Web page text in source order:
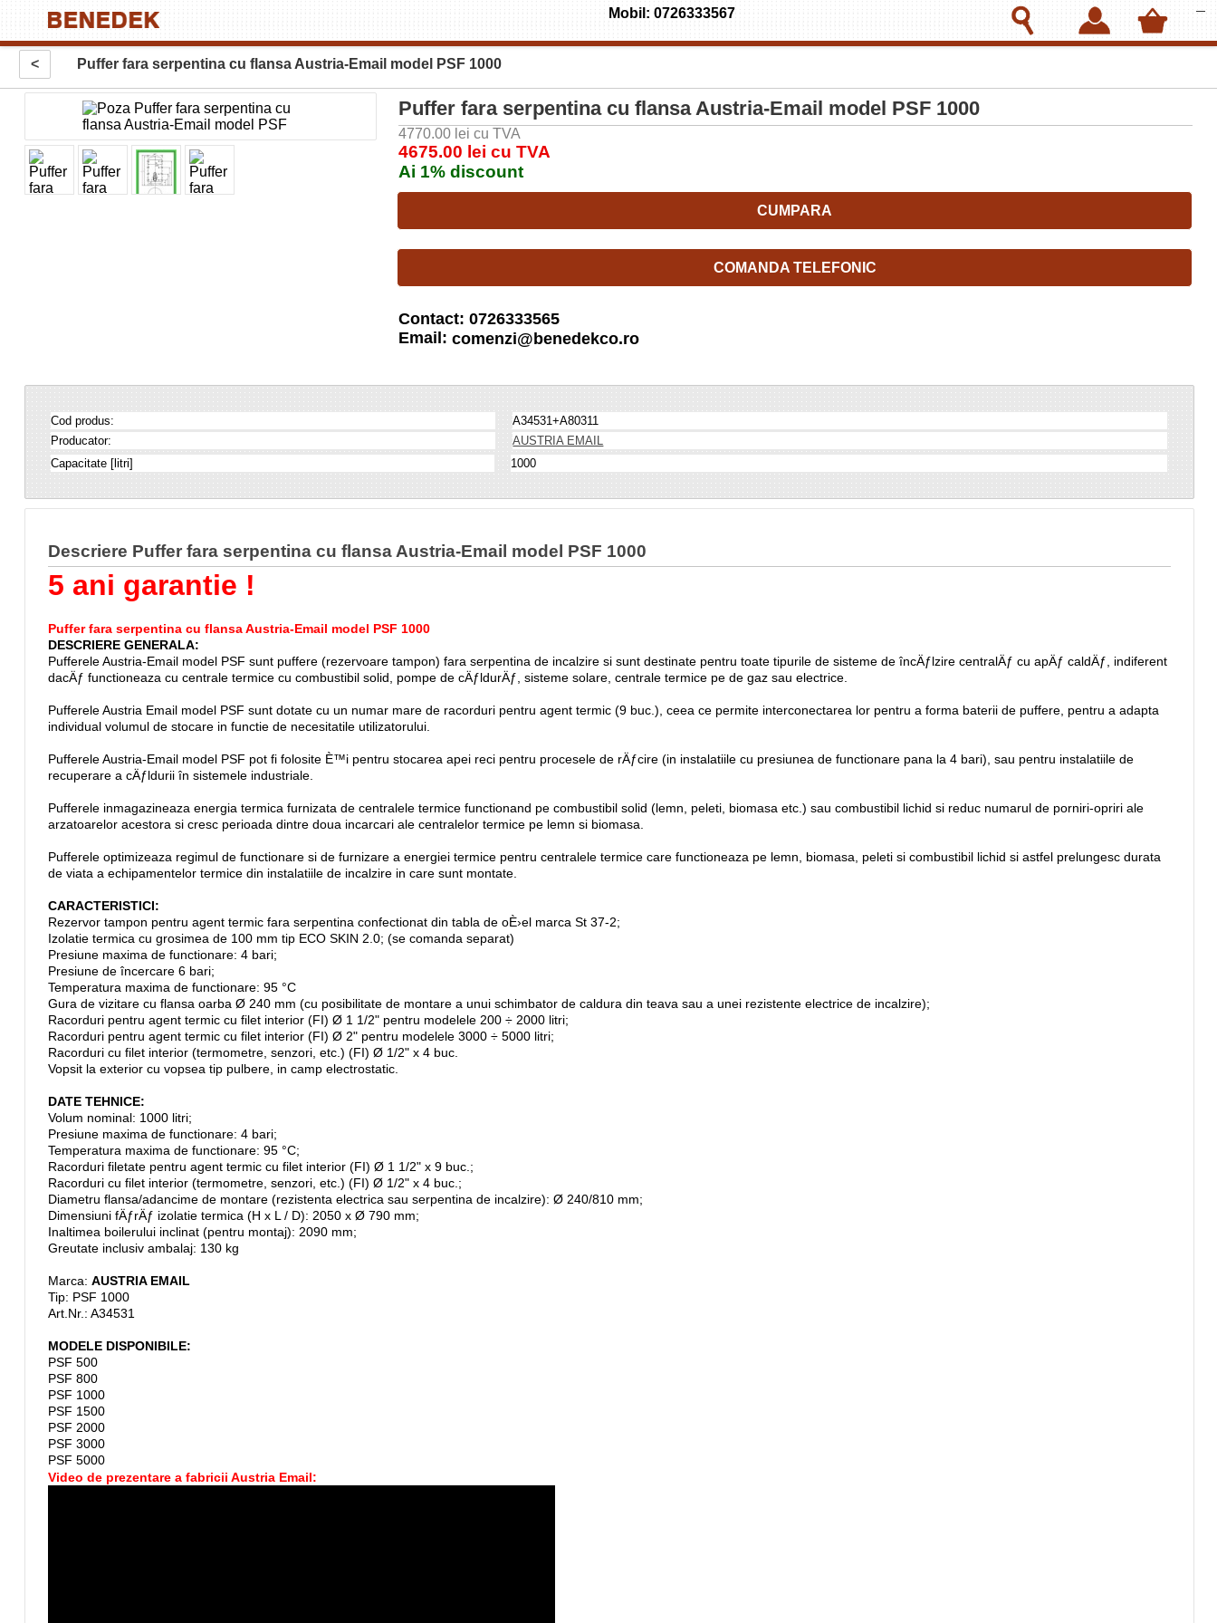
Mobil: 0726333567
< Puffer fara serpentina cu flansa Austria-Email model PSF 1000
Puffer fara serpentina cu flansa Austria-Email model PSF 1000
4770.00 lei cu TVA
4675.00 lei cu TVA
Ai 1% discount
CUMPARA
COMANDA TELEFONIC
Contact: 0726333565
Email: comenzi@benedekco.ro
Cod produs:
A34531+A80311
Producator:
AUSTRIA EMAIL
Capacitate [litri]
1000
Descriere Puffer fara serpentina cu flansa Austria-Email model PSF 1000
5 ani garantie !
Puffer fara serpentina cu flansa Austria-Email model PSF 1000
DESCRIERE GENERALA:
Pufferele Austria-Email model PSF sunt puffere (rezervoare tampon) fara serpentina de incalzire si sunt destinate pentru toate tipurile de sisteme de încÄƒlzire centralÄƒ cu apÄƒ caldÄƒ, indiferent
dacÄƒ functioneaza cu centrale termice cu combustibil solid, pompe de cÄƒldurÄƒ, sisteme solare, centrale termice pe de gaz sau electrice.
Pufferele Austria Email model PSF sunt dotate cu un numar mare de racorduri pentru agent termic (9 buc.), ceea ce permite interconectarea lor pentru a forma baterii de puffere, pentru a adapta
individual volumul de stocare in functie de necesitatile utilizatorului.
Pufferele Austria-Email model PSF pot fi folosite È™i pentru stocarea apei reci pentru procesele de rÄƒcire (in instalatiile cu presiunea de functionare pana la 4 bari), sau pentru instalatiile de
recuperare a cÄƒldurii în sistemele industriale.
Pufferele inmagazineaza energia termica furnizata de centralele termice functionand pe combustibil solid (lemn, peleti, biomasa etc.) sau combustibil lichid si reduc numarul de porniri-opriri ale
arzatoarelor acestora si cresc perioada dintre doua incarcari ale centralelor termice pe lemn si biomasa.
Pufferele optimizeaza regimul de functionare si de furnizare a energiei termice pentru centralele termice care functioneaza pe lemn, biomasa, peleti si combustibil lichid si astfel prelungesc durata
de viata a echipamentelor termice din instalatiile de incalzire in care sunt montate.
CARACTERISTICI:
Rezervor tampon pentru agent termic fara serpentina confectionat din tabla de oÈ›el marca St 37-2;
Izolatie termica cu grosimea de 100 mm tip ECO SKIN 2.0; (se comanda separat)
Presiune maxima de functionare: 4 bari;
Presiune de încercare 6 bari;
Temperatura maxima de functionare: 95 °C
Gura de vizitare cu flansa oarba Ø 240 mm (cu posibilitate de montare a unui schimbator de caldura din teava sau a unei rezistente electrice de incalzire);
Racorduri pentru agent termic cu filet interior (FI) Ø 1 1/2" pentru modelele 200 ÷ 2000 litri;
Racorduri pentru agent termic cu filet interior (FI) Ø 2" pentru modelele 3000 ÷ 5000 litri;
Racorduri cu filet interior (termometre, senzori, etc.) (FI) Ø 1/2" x 4 buc.
Vopsit la exterior cu vopsea tip pulbere, in camp electrostatic.
DATE TEHNICE:
Volum nominal: 1000 litri;
Presiune maxima de functionare: 4 bari;
Temperatura maxima de functionare: 95 °C;
Racorduri filetate pentru agent termic cu filet interior (FI) Ø 1 1/2" x 9 buc.;
Racorduri cu filet interior (termometre, senzori, etc.) (FI) Ø 1/2" x 4 buc.;
Diametru flansa/adancime de montare (rezistenta electrica sau serpentina de incalzire): Ø 240/810 mm;
Dimensiuni fÄƒrÄƒ izolatie termica (H x L / D): 2050 x Ø 790 mm;
Inaltimea boilerului inclinat (pentru montaj): 2090 mm;
Greutate inclusiv ambalaj: 130 kg
Marca:AUSTRIA EMAIL
Tip: PSF 1000
Art.Nr.: A34531
MODELE DISPONIBILE:
PSF 500
PSF 800
PSF 1000
PSF 1500
PSF 2000
PSF 3000
PSF 5000
Video de prezentare a fabricii Austria Email: